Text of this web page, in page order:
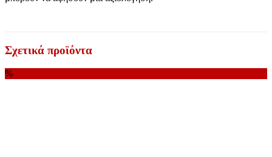
Σχετικά προϊόντα
%